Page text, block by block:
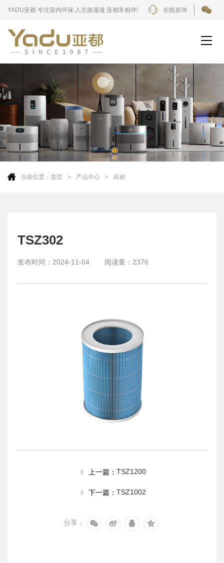
YADU亚都 专注室内环保 人生路漫漫 亚都常相伴! 在线咨询
当前位置： 首页 产品中心 耗材
TSZ302
发布时间： 2024-11-04 阅读量： 2376
上一篇： TSZ1200
下一篇： TSZ1002
分享：